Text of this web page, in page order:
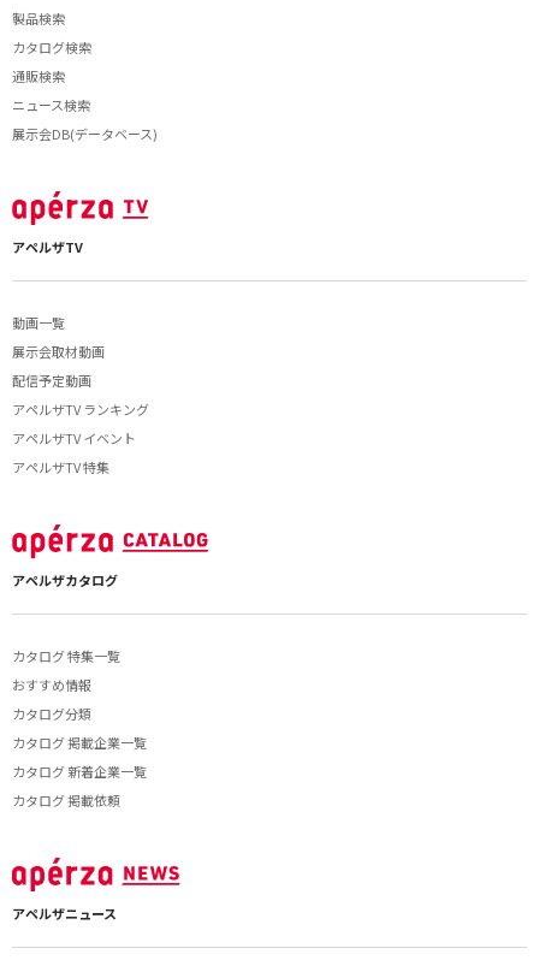
製品検索
カタログ検索
通販検索
ニュース検索
展示会DB(データベース)
アペルザTV
動画一覧
展示会取材動画
配信予定動画
アペルザTV ランキング
アペルザTV イベント
アペルザTV 特集
アペルザカタログ
カタログ 特集一覧
おすすめ情報
カタログ分類
カタログ 掲載企業一覧
カタログ 新着企業一覧
カタログ 掲載依頼
アペルザニュース